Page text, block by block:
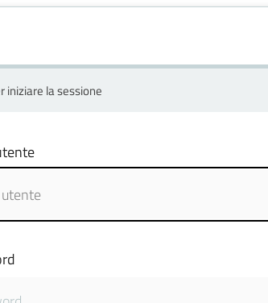
iniziare la sessione